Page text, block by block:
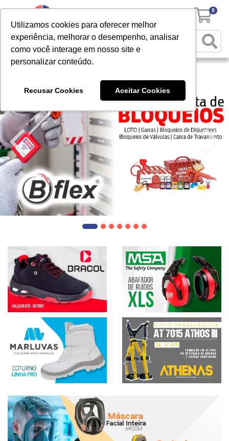
Utilizamos cookies para oferecer melhor
experiência, melhorar o desempenho, analisar
como você interage em nosso site e
personalizar conteúdo.
Recusar Cookies Aceitar Cookies
0